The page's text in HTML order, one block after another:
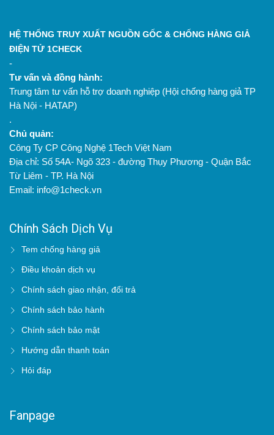
HỆ THỐNG TRUY XUẤT NGUỒN GỐC & CHỐNG HÀNG GIẢ
ĐIỆN TỬ 1CHECK
-
Tư vấn và đồng hành:
Trung tâm tư vấn hỗ trợ doanh nghiệp (Hội chống hàng giả TP
Hà Nội - HATAP)
.
Chủ quản:
Công Ty CP Công Nghệ 1Tech Việt Nam
Địa chỉ: Số 54A- Ngõ 323 - đường Thụy Phương - Quận Bắc
Từ Liêm - TP. Hà Nội
Email: info@1check.vn
Chính Sách Dịch Vụ
Tem chống hàng giả
Điều khoản dịch vụ
Chính sách giao nhận, đổi trả
Chính sách bảo hành
Chính sách bảo mật
Hướng dẫn thanh toán
Hỏi đáp
Fanpage